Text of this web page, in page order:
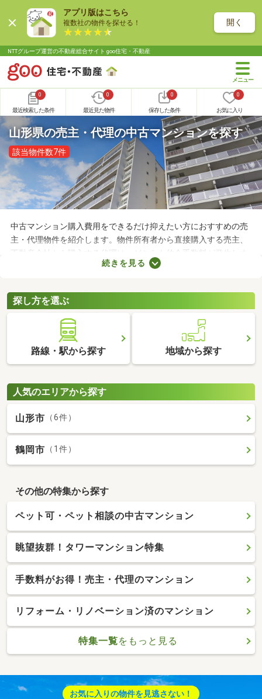
アプリ版はこちら
複数社の物件を探せる！ 開く
NTTグループ運営の不動産総合サイト goo住宅・不動産
0
最近検索した条件
0
最近見た物件
0
保存した条件
0
お気に入り
山形県の売主・代理の中古マンションを探す
該当物件数7件
中古マンション購入費用をできるだけ抑えたい方におすすめの売
主・代理物件を紹介します。物件所有者から直接購入する売主、
不動産会社から購入する代理は、どちらも仲介手数料が発生しま
せん。物件価格×3.3～5.5％で決まる仲介手数料は、場合によって
をチェックしてみてくださいね。
続きを見る
探し方を選ぶ
路線・駅から探す 地域から探す
人気のエリアから探す
山形市 （6件）
鶴岡市 （1件）
その他の特集から探す
ペット可・ペット相談の中古マンション
眺望抜群！タワーマンション特集
手数料がお得！売主・代理のマンション
リフォーム・リノベーション済のマンション
特集一覧をもっと見る
お気に入りの物件を見逃さない！